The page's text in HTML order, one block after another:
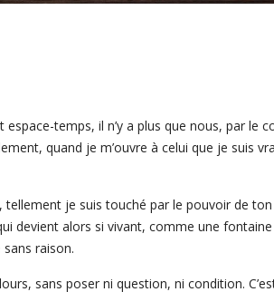
temps, il n’y a plus que nous, par le
quand je m’ouvre à celui que je suis
je suis touché par le pouvoir de
devient alors si vivant, comme une
raison.
sans poser ni question, ni condition.